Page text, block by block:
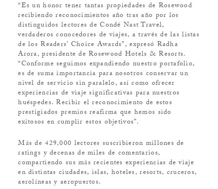
“Es un honor tener tantas propiedades de Rosewood
recibiendo reconocimientos año tras año por los
distinguidos lectores de Condé Nast Travel,
verdaderos conocedores de viajes, a través de las listas
de los Readers’ Choice Awards”, expresó Radha
Arora, presidente de Rosewood Hotels & Resorts.
“Conforme seguimos expandiendo nuestro portafolio,
es de suma importancia para nosotros conservar un
nivel de servicio sin paralelo, así como ofrecer
experiencias de viaje significativas para nuestros
huéspedes. Recibir el reconocimiento de estos
prestigiados premios reafirma que hemos sido
exitosos en cumplir estos objetivos”.
Más de 429,000 lectores suscribieron millones de
ratings y decenas de miles de comentarios,
compartiendo sus más recientes experiencias de viaje
en distintas ciudades, islas, hoteles, resorts, cruceros,
aerolíneas y aeropuertos.